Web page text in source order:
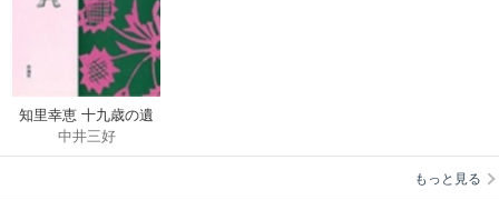
知里幸恵 十九歳の遺
言
中井三好
もっと見る